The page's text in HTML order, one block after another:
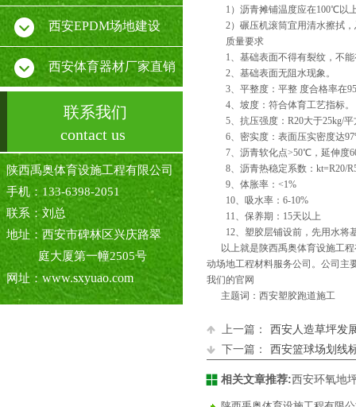
1）沥青摊铺温度应在100℃以
2）碾压机滚筒宜用清水擦拭，
质量要求
1、基础表面不得有裂纹，不能
2、基础表面无阻水现象。
3、平整度：平整 度合格率在
4、坡度：符合体育工艺指标。
5、抗压强度：R20大于25kg/平
6、密实度：表面压实密度达
7、沥青软化点>50℃，延伸度
8、沥青热稳定系数：kt=R20/
9、体胀率：<1%
10、吸水率：6-10%
11、保养期：15天以上
12、塑胶层铺设前，先用水将
以上就是陕西禹奥体育设施工程
动场地工程材料服务公司。公司主
我们的官网
主题词：西安塑胶跑道施工
上一篇：
西安人造草坪发
下一篇：
西安篮球场划线
西安EPDM场地建设
西安体育器材厂家直销
相关文章推荐:西安环氧地
联系我们
contact us
陕西禹奥体育设施工程有限公司
手机：133-6398-2051
联系：刘总
地址：西安市碑林区兴庆路翠
庭大厦第一幢2505号
网址：www.sxyuao.com